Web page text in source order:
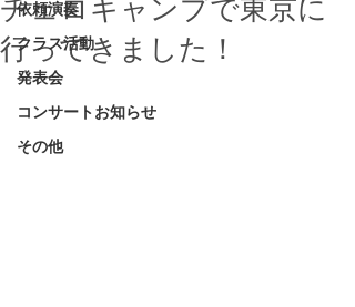
依頼演奏
クラス活動
発表会
コンサートお知らせ
その他
チェロキャンプで東京に
行ってきました！